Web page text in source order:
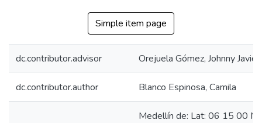
Simple item page
dc.contributor.advisor Orejuela Gómez, Johnny Javier
dc.contributor.author Blanco Espinosa, Camila
Medellín de: Lat: 06 15 00 N